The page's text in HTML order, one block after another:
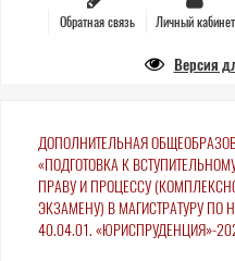
Обратная связь Личный кабинет
Версия
ДОПОЛНИТЕЛЬНАЯ
«ПОДГОТОВКА К
ПРАВУ И ПРОЦЕССУ
ЭКЗАМЕНУ) В МАГИСТРАТУРУ ПО
40.04.01. «ЮРИСПРУДЕНЦИЯ»-